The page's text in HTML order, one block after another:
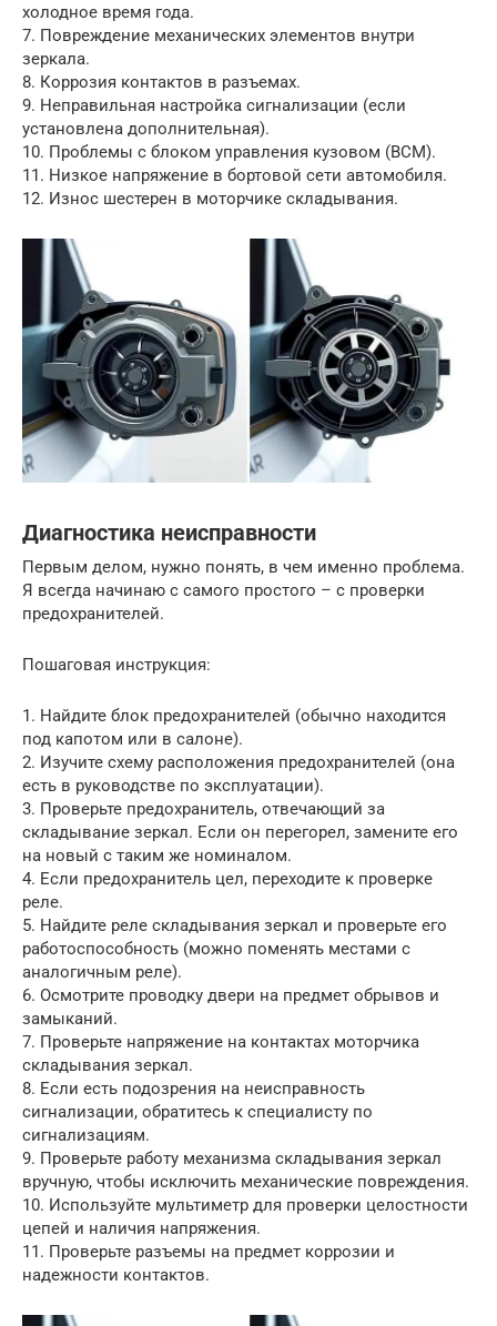
холодное время года.
7. Повреждение механических элементов внутри
зеркала.
8. Коррозия контактов в разъемах.
9. Неправильная настройка сигнализации (если
установлена дополнительная).
10. Проблемы с блоком управления кузовом (BCM).
11. Низкое напряжение в бортовой сети автомобиля.
12. Износ шестерен в моторчике складывания.
Диагностика неисправности
Первым делом, нужно понять, в чем именно проблема.
Я всегда начинаю с самого простого – с проверки
предохранителей.
Пошаговая инструкция:
1. Найдите блок предохранителей (обычно находится
под капотом или в салоне).
2. Изучите схему расположения предохранителей (она
есть в руководстве по эксплуатации).
3. Проверьте предохранитель, отвечающий за
складывание зеркал. Если он перегорел, замените его
на новый с таким же номиналом.
4. Если предохранитель цел, переходите к проверке
реле.
5. Найдите реле складывания зеркал и проверьте его
работоспособность (можно поменять местами с
аналогичным реле).
6. Осмотрите проводку двери на предмет обрывов и
замыканий.
7. Проверьте напряжение на контактах моторчика
складывания зеркал.
8. Если есть подозрения на неисправность
сигнализации, обратитесь к специалисту по
сигнализациям.
9. Проверьте работу механизма складывания зеркал
вручную, чтобы исключить механические повреждения.
10. Используйте мультиметр для проверки целостности
цепей и наличия напряжения.
11. Проверьте разъемы на предмет коррозии и
надежности контактов.